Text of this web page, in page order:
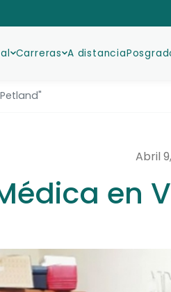
Carreras A distancia
Abril
en